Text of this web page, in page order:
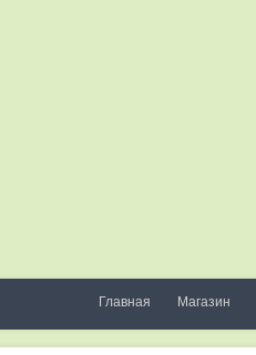
Главная Магазин